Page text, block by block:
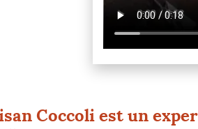
Coccoli est un